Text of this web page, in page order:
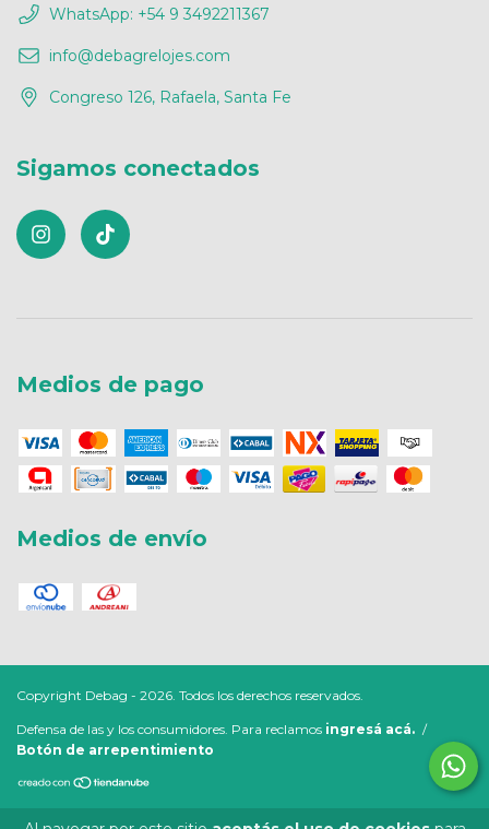
WhatsApp: +54 9 3492211367
info@debagrelojes.com
Congreso 126, Rafaela, Santa Fe
Sigamos conectados
Medios de pago
Medios de envío
Copyright Debag - 2026. Todos los derechos reservados.
Defensa de las y los consumidores. Para reclamos ingresá acá. /
Botón de arrepentimiento